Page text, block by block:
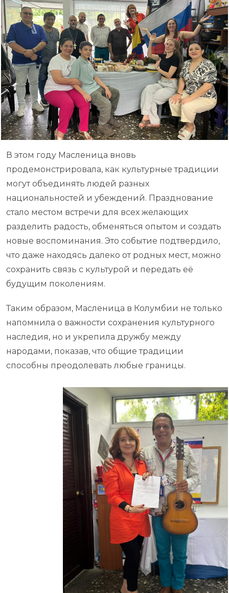
В этом году Масленица вновь
продемонстрировала, как культурные традиции
могут объединять людей разных
национальностей и убеждений. Празднование
стало местом встречи для всех желающих
разделить радость, обменяться опытом и создать
новые воспоминания. Это событие подтвердило,
что даже находясь далеко от родных мест, можно
сохранить связь с культурой и передать её
будущим поколениям.
Таким образом, Масленица в Колумбии не только
напомнила о важности сохранения культурного
наследия, но и укрепила дружбу между
народами, показав, что общие традиции
способны преодолевать любые границы.